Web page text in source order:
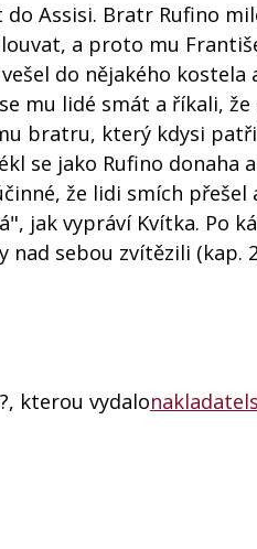
Assisi. Bratr Rufino
a proto mu
do nějakého kostela
mu lidé smát a říkali,
bratru, který kdysi
se jako Rufino donaha
že lidi smích přešel
jak vypráví Kvítka. Po
nad sebou zvítězili (kap.
kterou vydalo